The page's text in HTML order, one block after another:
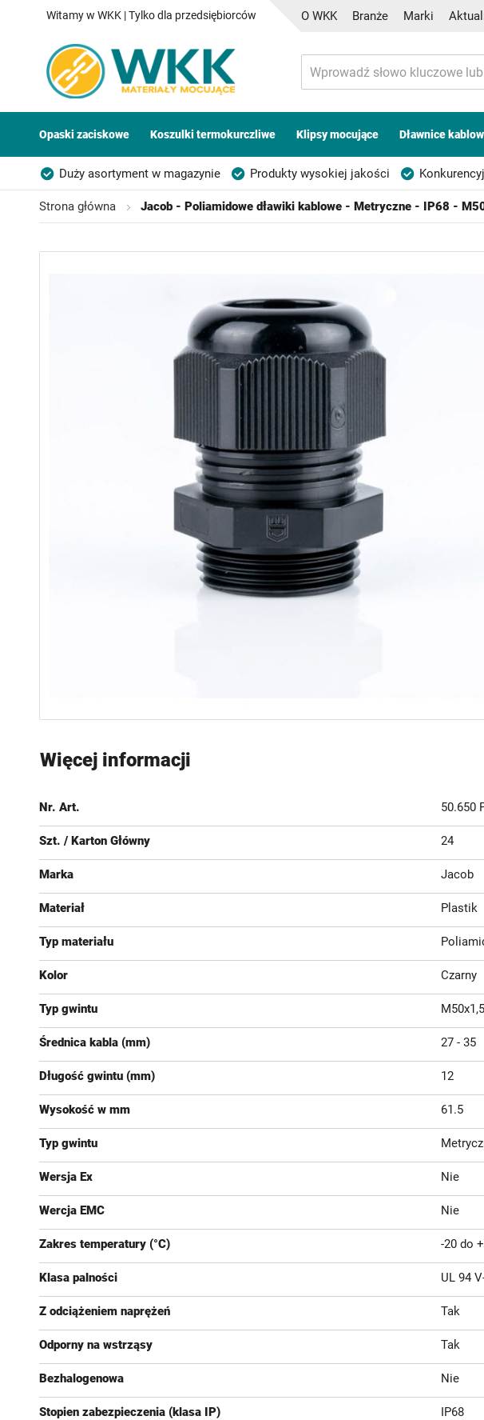
Witamy w WKK | Tylko dla przedsiębiorców O WKK Branże Marki
Opaski zaciskowe Koszulki termokurczliwe Klipsy mocujące Dławnice
Duży asortyment w magazynie Produkty wysokiej jakości
Możliwość własnego etykietowania
Strona główna Jacob - Poliamidowe dławiki kablowe - Metryczne - IP68 -
początek
Więcej informacji
Nr. Art. 50.650
Szt. / Karton Główny 24
Marka Jacob
Materiał Plastik
Typ materiału
Kolor Czarny
Typ gwintu M50x1,5
Średnica kabla (mm) 27 - 35
Długość gwintu (mm) 12
Wysokość w mm 61.5
Typ gwintu
Wersja Ex Nie
Wercja EMC Nie
Zakres temperatury (°C) -20 do
Klasa palności UL 94
Z odciążeniem naprężeń Tak
Odporny na wstrząsy Tak
Bezhalogenowa Nie
Stopien zabezpieczenia (klasa IP) IP68